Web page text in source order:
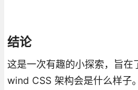
结论
这是一次有趣的小探索，旨
wind CSS 架构会是什么样子